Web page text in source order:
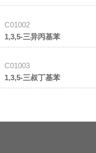
C01002
1,3,5-三异丙基苯
C01003
1,3,5-三叔丁基苯